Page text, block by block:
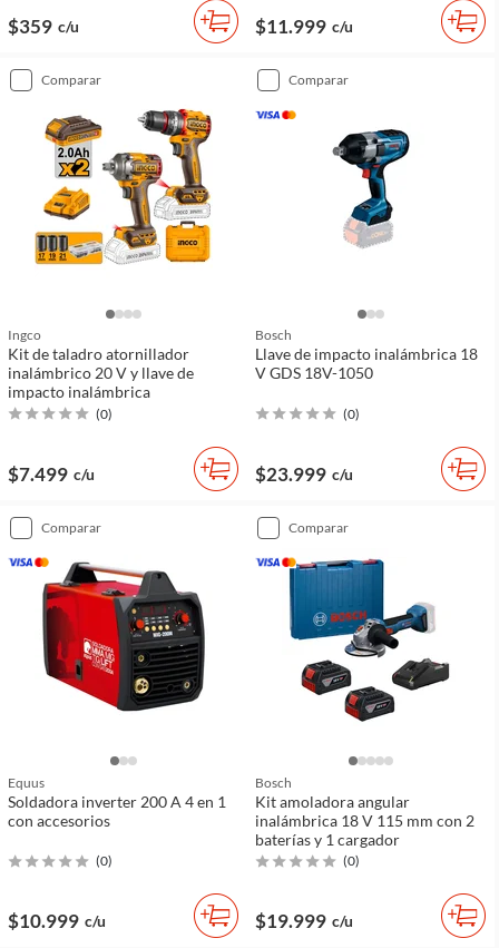
$359 c/u $11.999 c/u
comparar
Ingco
Kit de taladro atornillador
inalámbrico 20 V y llave de
impacto inalámbrica
(0)
$7.499 c/u
comparar
Bosch
Llave de impacto inalámbrica 18
V GDS 18V-1050
(0)
$23.999 c/u
comparar
Equus
Soldadora inverter 200 A 4 en 1
con accesorios
(0)
$10.999 c/u
comparar
Bosch
Kit amoladora angular
inalámbrica 18 V 115 mm con 2
baterías y 1 cargador
(0)
$19.999 c/u